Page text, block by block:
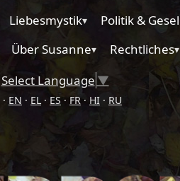
Liebesmystik▾ Politik &
Über Susanne▾ Rechtliches▾
Select Language ▼
· EN · EL · ES· FR · HI · RU